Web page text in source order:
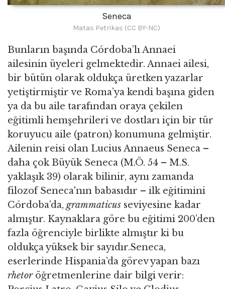
Seneca
Matas Petrikas (CC BY-NC)
Bunların başında Córdoba’lı Annaei
ailesinin üyeleri gelmektedir. Annaei ailesi,
bir bütün olarak oldukça üretken yazarlar
yetiştirmiştir ve Roma’ya kendi başına giden
ya da bu aile tarafından oraya çekilen
eğitimli hemşehrileri ve dostları için bir tür
koruyucu aile (patron) konumuna gelmiştir.
Ailenin reisi olan Lucius Annaeus Seneca –
daha çok Büyük Seneca (M.Ö. 54 – M.S.
yaklaşık 39) olarak bilinir, aynı zamanda
filozof Seneca'nın babasıdır – ilk eğitimini
Córdoba’da, grammaticus seviyesine kadar
almıştır. Kaynaklara göre bu eğitimi 200’den
fazla öğrenciyle birlikte almıştır ki bu
oldukça yüksek bir sayıdır.Seneca,
eserlerinde Hispania’da görev yapan bazı
rhetoröğretmenlerine dair bilgi verir: